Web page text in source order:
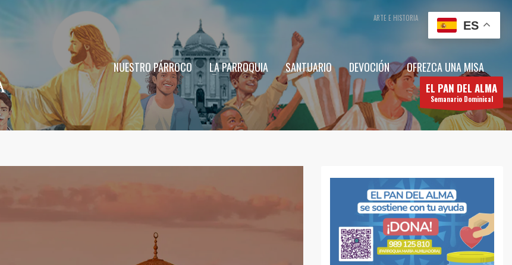
ARTE E HISTORIA CONTÁCTENOS
NUESTRO PÁRROCO LA PARROQUIA SANTUARIO DEVOCIÓN OFREZCA UNA MISA
EL PAN DEL ALMA
Semanario Dominical
ES